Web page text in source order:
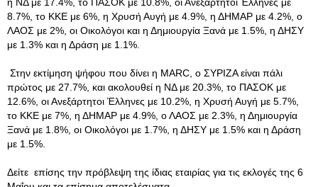
8.7%, το ΚΚΕ με 6%, η Χρυσή Αυγή με 4.9%, η ΔΗΜΑΡ με 4.2%, ο
ΛΑΟΣ με 2%, οι Οικολόγοι και η Δημιουργία Ξανά με 1.5%, η ΔΗΣΥ
με 1.3% και η Δράση με 1.1%.
Στην εκτίμηση ψήφου που δίνει η MARC, o ΣΥΡΙΖΑ είναι πάλι
πρώτος με 27.7%, και ακολουθεί η ΝΔ με 20.3%, το ΠΑΣΟΚ με
12.6%, οι Ανεξάρτητοι Έλληνες με 10.2%, η Χρυσή Αυγή με 5.7%,
το ΚΚΕ με 7%, η ΔΗΜΑΡ με 4.9%, ο ΛΑΟΣ με 2.3%, η Δημιουργία
Ξανά με 1.8%, οι Οικολόγοι με 1.7%, η ΔΗΣΥ με 1.5% και η Δράση
με 1.5%.
Δείτε επίσης την πρόβλεψη της ίδιας εταιρίας για τις εκλογές της 6